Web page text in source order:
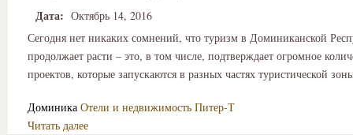
Дата: Октябрь 14, 2016
Сегодня нет никаких сомнений, что туризм в Доминиканской
продолжает расти – это, в том числе, подтверждает огромное
проектов, которые запускаются в разных частях туристической
Доминика Отели и недвижимость Питер-Т
Читать далее